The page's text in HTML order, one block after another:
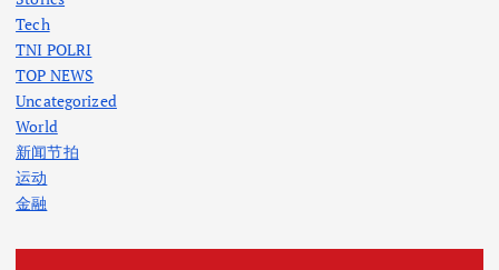
Tech
TNI POLRI
TOP NEWS
Uncategorized
World
新闻节拍
运动
金融